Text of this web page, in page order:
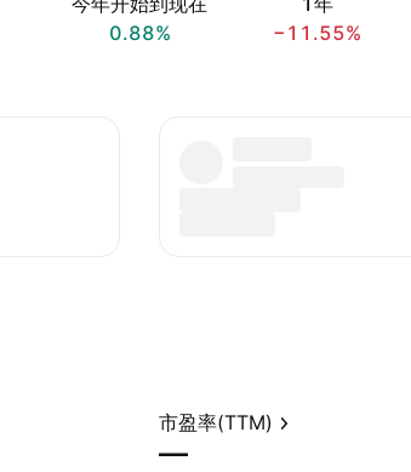
0.88%
−11.55%
市盈率(TTM)
—